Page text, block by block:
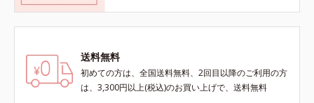
送料無料
初めての方は、全国送料無料、2回目以降のご利用の方
は、3,300円以上(税込)のお買い上げで、送料無料